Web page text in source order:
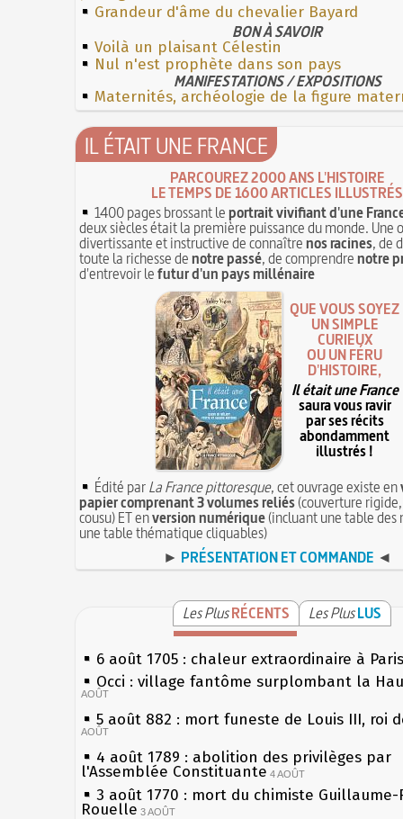
Grandeur d'âme du chevalier Bayard
BON À SAVOIR
Voilà un plaisant Célestin
Nul n'est prophète dans son pays
MANIFESTATIONS / EXPOSITIONS
Maternités, archéologie de la figure
IL ÉTAIT UNE FRANCE
PARCOUREZ 2000 ANS L'HISTOIRE
LE TEMPS DE 1600 ARTICLES ILLUSTRÉS
1400 pages brossant leportrait vivifiant d'une
deux siècles était la première puissance du monde. Une
divertissante et instructive de connaîtrenos racines, de
toute la richesse denotre passé, de comprendrenotre
d'entrevoir lefutur d'un pays millénaire
QUE VOUS SOYEZ
UN SIMPLE
CURIEUX
OU UN FÉRU
D'HISTOIRE,
Il était une France
saura vous ravir
par ses récits
abondamment
illustrés !
Édité parLa France pittoresque, cet ouvrage existe en
papier comprenant 3 volumes reliés(couverture
cousu) ET enversion numérique(incluant une table des
une table thématique cliquables)
► PRÉSENTATION ET COMMANDE ◄
Les PlusRÉCENTS Les PlusLUS
6 août 1705 : chaleur extraordinaire à Paris
Occi : village fantôme surplombant la
AOÛT
5 août 882 : mort funeste de Louis III, roi
AOÛT
4 août 1789 : abolition des privilèges par
l'Assemblée Constituante 4 AOÛT
3 août 1770 : mort du chimiste Guillaume-
Rouelle 3 AOÛT